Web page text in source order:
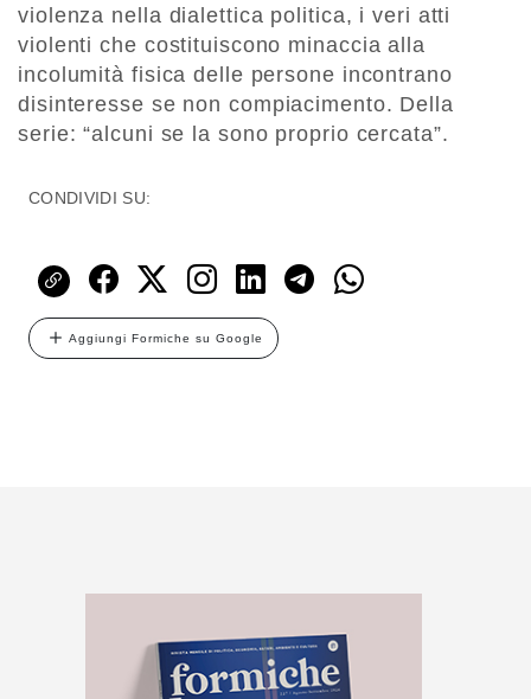
violenza nella dialettica politica, i veri atti
violenti che costituiscono minaccia alla
incolumità fisica delle persone incontrano
disinteresse se non compiacimento. Della
serie: “alcuni se la sono proprio cercata”.
CONDIVIDI SU:
Aggiungi Formiche su Google